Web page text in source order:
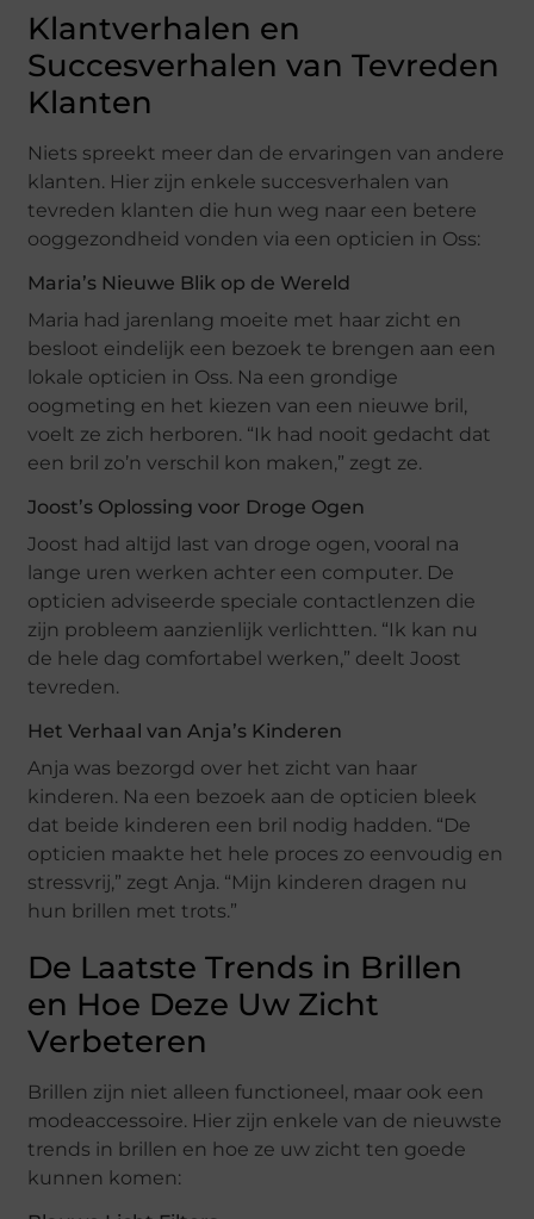
Klantverhalen en
Succesverhalen van Tevreden
Klanten
Niets spreekt meer dan de ervaringen van andere
klanten. Hier zijn enkele succesverhalen van
tevreden klanten die hun weg naar een betere
ooggezondheid vonden via een opticien in Oss:
Maria’s Nieuwe Blik op de Wereld
Maria had jarenlang moeite met haar zicht en
besloot eindelijk een bezoek te brengen aan een
lokale opticien in Oss. Na een grondige
oogmeting en het kiezen van een nieuwe bril,
voelt ze zich herboren. “Ik had nooit gedacht dat
een bril zo’n verschil kon maken,” zegt ze.
Joost’s Oplossing voor Droge Ogen
Joost had altijd last van droge ogen, vooral na
lange uren werken achter een computer. De
opticien adviseerde speciale contactlenzen die
zijn probleem aanzienlijk verlichtten. “Ik kan nu
de hele dag comfortabel werken,” deelt Joost
tevreden.
Het Verhaal van Anja’s Kinderen
Anja was bezorgd over het zicht van haar
kinderen. Na een bezoek aan de opticien bleek
dat beide kinderen een bril nodig hadden. “De
opticien maakte het hele proces zo eenvoudig en
stressvrij,” zegt Anja. “Mijn kinderen dragen nu
hun brillen met trots.”
De Laatste Trends in Brillen
en Hoe Deze Uw Zicht
Verbeteren
Brillen zijn niet alleen functioneel, maar ook een
modeaccessoire. Hier zijn enkele van de nieuwste
trends in brillen en hoe ze uw zicht ten goede
kunnen komen: